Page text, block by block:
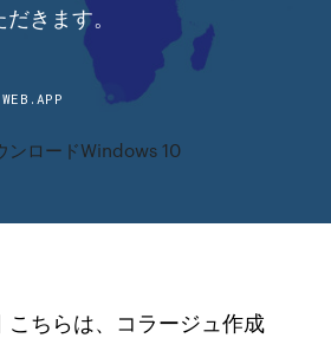
きます。
ロードWindows 10
こちらは、コラージュ作成